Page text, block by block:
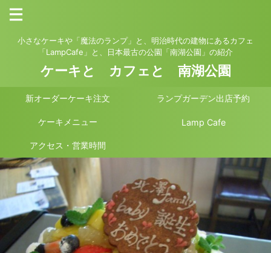
小さなケーキや「魔法のランプ」と、明治時代の建物にあるカフェ
「LampCafe」と、日本最古の公園「南湖公園」の紹介
ケーキと カフェと 南湖公園
新オーダーケーキ注文 ランプガーデン出店予約
ケーキメニュー Lamp Cafe
アクセス・営業時間